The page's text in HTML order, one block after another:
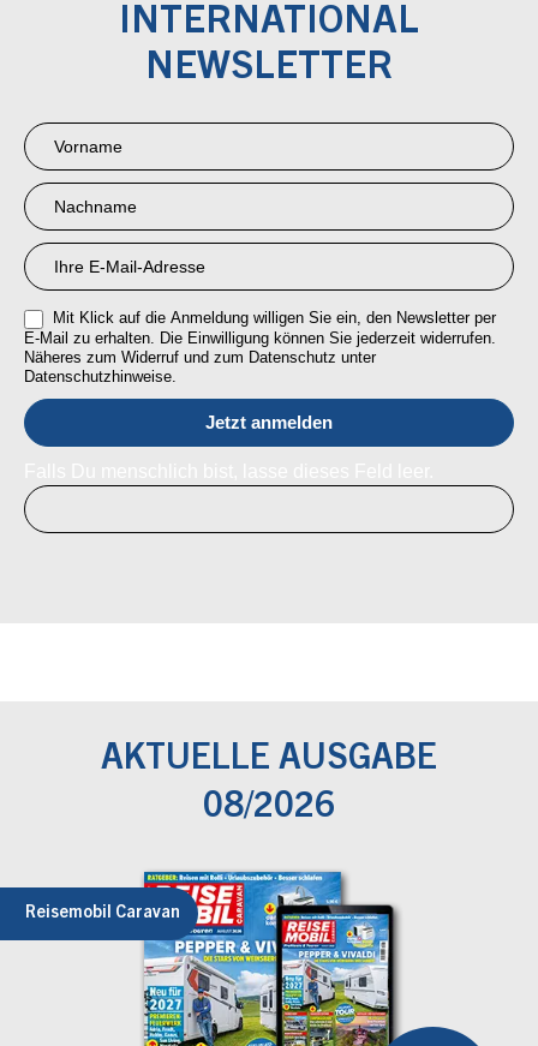
INTERNATIONAL
NEWSLETTER
Newsletter
Anmeldung
RMI
Mit Klick auf die Anmeldung willigen Sie ein, den Newsletter per
E-Mail zu erhalten. Die Einwilligung können Sie jederzeit widerrufen.
Näheres zum Widerruf und zum Datenschutz unter
Datenschutzhinweise.
AKTUELLE AUSGABE
08/2026
Reisemobil Caravan